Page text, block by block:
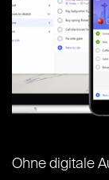
Ohne digitale